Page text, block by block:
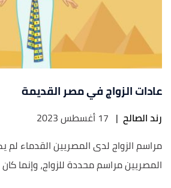
عادات الزواج في مصر القديمة
رند الصالح | 17 أغسطس 2023
مراسم الزواج لدى المصريين القدماء
المصريين مراسم محددة للزواج، وإنما كان